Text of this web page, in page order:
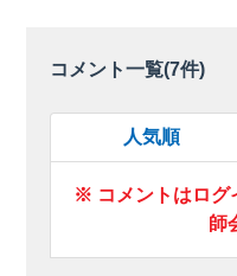
コメント一覧(7件)
人気順
※ コメントはログ
師